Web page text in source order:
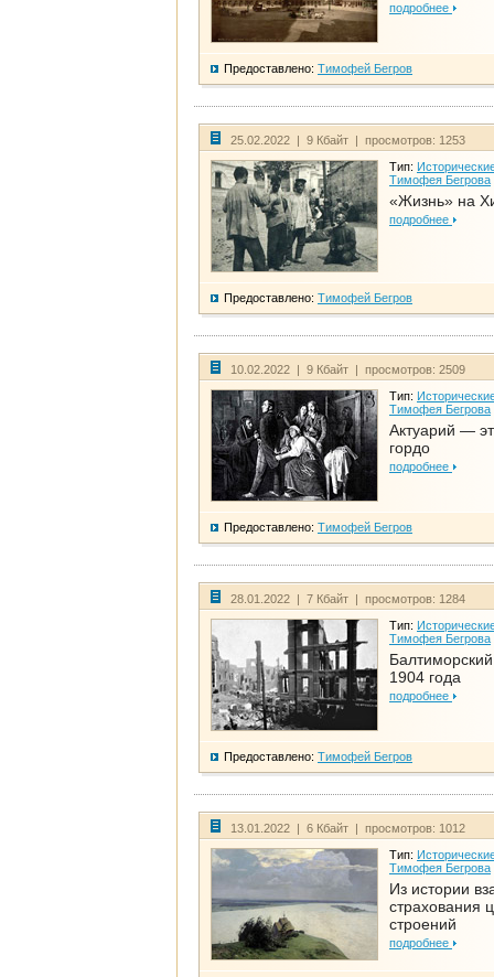
подробнее
Предоставлено: Тимофей Бегров
25.02.2022 | 9 Кбайт | просмотров: 1253
Тип:
Тимофея Бегрова
«Жизнь» на
подробнее
Предоставлено: Тимофей Бегров
10.02.2022 | 9 Кбайт | просмотров: 2509
Тип:
Тимофея Бегрова
Актуарий —
гордо
подробнее
Предоставлено: Тимофей Бегров
28.01.2022 | 7 Кбайт | просмотров: 1284
Тип:
Тимофея Бегрова
1904 года
подробнее
Предоставлено: Тимофей Бегров
13.01.2022 | 6 Кбайт | просмотров: 1012
Тип:
Тимофея Бегрова
Из истории
страхования
строений
подробнее